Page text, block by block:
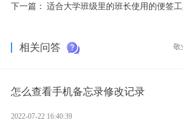
下一篇： 适合大学班级里的班长使用的便签
相关问答 敬
怎么查看手机备忘录修改记录
2022-07-22 16:40:39